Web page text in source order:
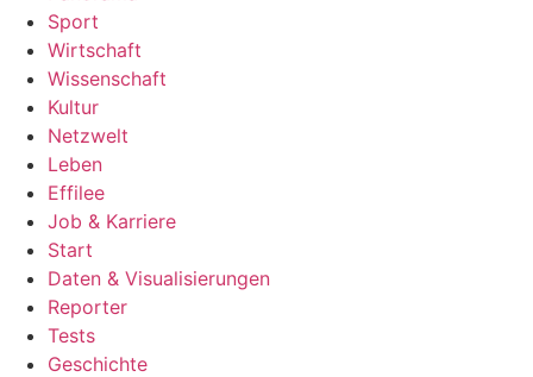
Sport
Wirtschaft
Wissenschaft
Kultur
Netzwelt
Leben
Effilee
Job & Karriere
Start
Daten & Visualisierungen
Reporter
Tests
Geschichte